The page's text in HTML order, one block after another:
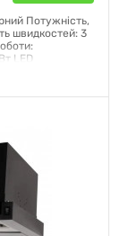
Потужність,
швидкостей: 3
LED